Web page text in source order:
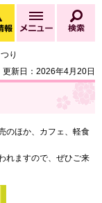
緊急情報
緊急情報を開く
メニュー
り
更新日：2026年4月20日
のほか、カフェ、軽食
れますので、ぜひご来